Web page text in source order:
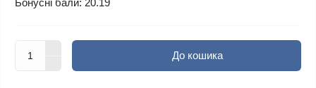
Бонусні бали: 20.19
До кошика